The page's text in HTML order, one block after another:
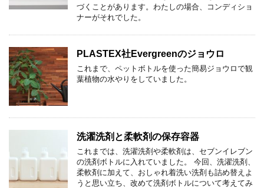
づくことがあります。わたしの場合、コンディショ
ナーがそれでした。
PLASTEX社Evergreenのジョウロ
これまで、ペットボトルを使った簡易ジョウロで観
葉植物の水やりをしていました。
洗濯洗剤と柔軟剤の保存容器
これまでは、洗濯洗剤や柔軟剤は、セブンイレブン
の洗剤ボトルに入れていました。 今回、洗濯洗剤、
柔軟剤に加えて、おしゃれ着洗い洗剤も詰め替えよ
うと思い立ち、改めて洗剤ボトルについて考えてみ